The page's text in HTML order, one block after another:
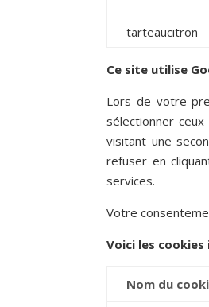
tarteaucitron
Ce site utilise
Lors de votre
sélectionner
visitant une
refuser en
services.
Votre
Voici les
Nom du